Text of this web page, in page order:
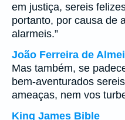
em justiça, sereis
portanto, por causa de
alarmeis.”
João Ferreira de
Mas também, se
bem-aventurados
ameaças, nem vos
King James Bible